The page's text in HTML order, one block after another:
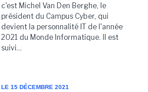
c'est Michel Van Den Berghe, le
président du Campus Cyber, qui
devient la personnalité IT de l'année
2021 du Monde Informatique. Il est
suivi...
LE 15 DÉCEMBRE 2021